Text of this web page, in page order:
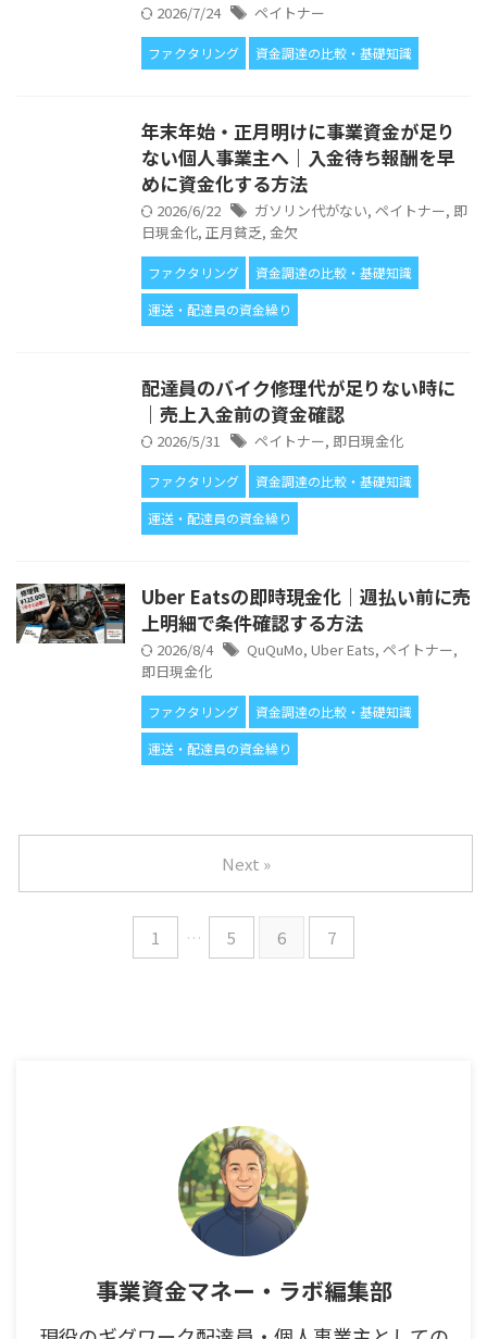
2026/7/24 ペイトナー
ファクタリング 資金調達の比較・基礎知識
年末年始・正月明けに事業資金が足り
ない個人事業主へ｜入金待ち報酬を早
めに資金化する方法
2026/6/22 ガソリン代がない, ペイトナー, 即
日現金化, 正月貧乏, 金欠
ファクタリング
資金調達の比較・基礎知識
運送・配達員の資金繰り
配達員のバイク修理代が足りない時に
｜売上入金前の資金確認
2026/5/31 ペイトナー, 即日現金化
ファクタリング
資金調達の比較・基礎知識
運送・配達員の資金繰り
Uber Eatsの即時現金化｜週払い前に売
上明細で条件確認する方法
2026/8/4 QuQuMo, Uber Eats, ペイトナー,
即日現金化
ファクタリング
資金調達の比較・基礎知識
運送・配達員の資金繰り
1 … 5 6 7
Next »
事業資金マネー・ラボ編集部